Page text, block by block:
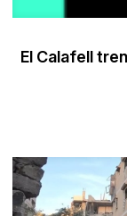
El Calafell